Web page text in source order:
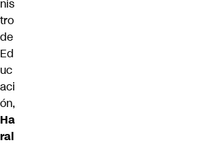
nis
tro
de
Ed
uc
aci
ón,
Ha
ral